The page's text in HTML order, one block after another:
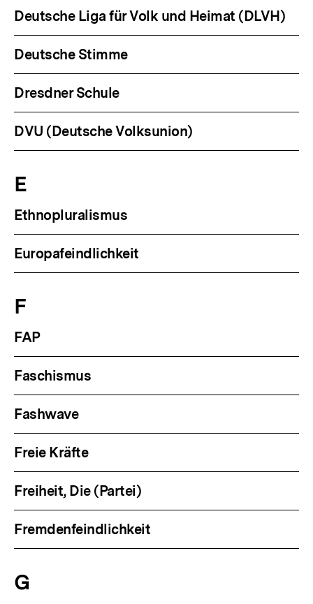
Deutsche Liga für Volk und Heimat (DLVH)
Deutsche Stimme
Dresdner Schule
DVU (Deutsche Volksunion)
E
Ethnopluralismus
Europafeindlichkeit
F
FAP
Faschismus
Fashwave
Freie Kräfte
Freiheit, Die (Partei)
Fremdenfeindlichkeit
G